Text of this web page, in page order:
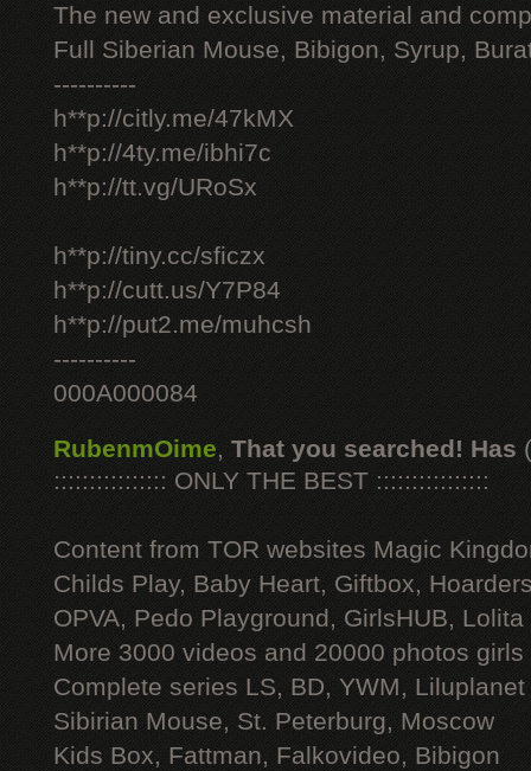
The new and exclusive material and
Full Siberian Mouse, Bibigon, Syrup,
----------
h**p://citly.me/47kMX
h**p://4ty.me/ibhi7c
h**p://tt.vg/URoSx
h**p://tiny.cc/sficzx
h**p://cutt.us/Y7P84
h**p://put2.me/muhcsh
----------
000A000084
RubenmOime, That you searched! Has
:::::::::::::::: ONLY THE BEST ::::::::::::::::
Content from TOR websites Magic
Childs Play, Baby Heart, Giftbox,
OPVA, Pedo Playground, GirlsHUB, Lolita
More 3000 videos and 20000 photos
Complete series LS, BD, YWM, Liluplanet
Sibirian Mouse, St. Peterburg, Moscow
Kids Box, Fattman, Falkovideo, Bibigon